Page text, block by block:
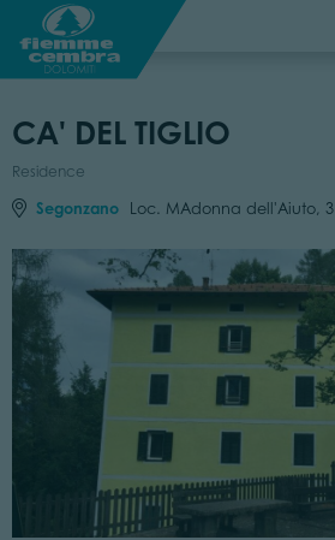
CA' DEL TIGLIO
Residence
Segonzano Loc. MAdonna dell'Aiuto, 3